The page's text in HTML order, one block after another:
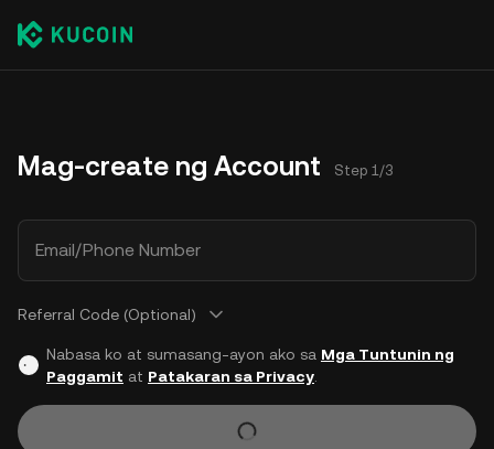
Mag-create ng Account Step 1/3
Email/Phone Number
Referral Code (Optional)
Nabasa ko at sumasang-ayon ako sa Mga Tuntunin ng
Paggamit at Patakaran sa Privacy.